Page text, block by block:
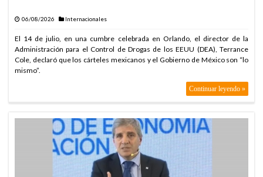
06/08/2026 Internacionales
El 14 de julio, en una cumbre celebrada en Orlando, el director de la
Administración para el Control de Drogas de los EEUU (DEA), Terrance
Cole, declaró que los cárteles mexicanos y el Gobierno de México son “lo
mismo”.
Continuar leyendo »